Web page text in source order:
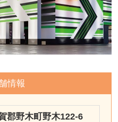
情報
郡野木町野木122-6